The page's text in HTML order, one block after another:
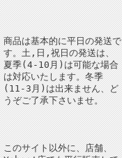
商品は基本的に平日の発送で
す。土,日,祝日の発送は、
夏季(4-10月)は可能な場合
は対応いたします。冬季
(11-3月)は出来ません、ど
うぞご了承下さいませ。
このサイト以外に、店舗、